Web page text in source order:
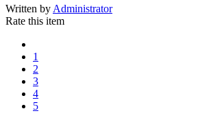
Written by Administrator
Rate this item
1
2
3
4
5